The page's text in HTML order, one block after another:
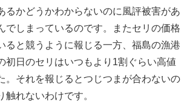
るかどうかわからないのに風評被害があ
でしまっているのです。またセリの価格
ると競うように報じる一方、福島の漁港
初日のセリはいつもより1割ぐらい高値
。それを報じるとつじつまが合わないの
触れないわけです。